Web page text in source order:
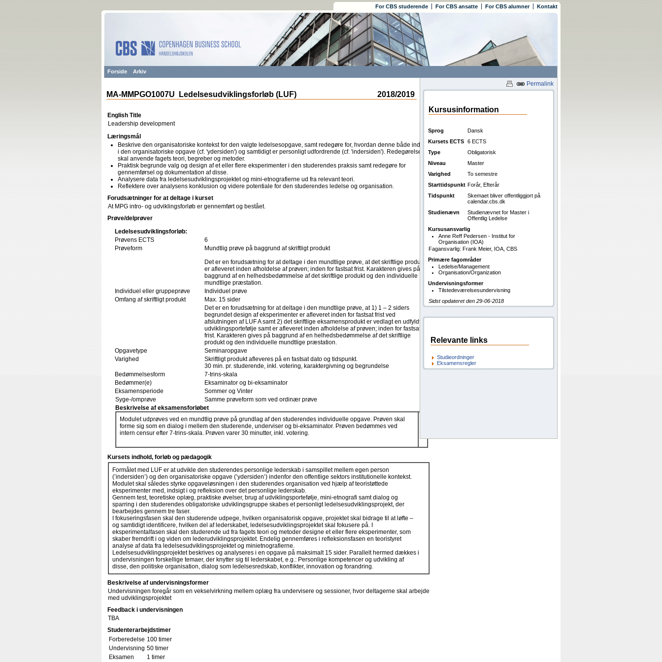
For CBS studerende For CBS ansatte For CBS alumner Kontakt
Forside Arkiv
Permalink
2018/2019
MA-MMPGO1007U Ledelsesudviklingsforløb (LUF)
English Title
Leadership development
Læringsmål
Beskrive den organisatoriske kontekst for den valgte ledelsesopgave, samt redegøre for, hvordan denne både indgår
i den organisatoriske opgave (cf. 'ydersiden') og samtidigt er personligt udfordrende (cf. 'indersiden'). Redegørelsen
skal anvende fagets teori, begreber og metoder.
Praktisk begrunde valg og design af et eller flere eksperimenter i den studerendes praksis samt redegøre for
gennemførsel og dokumentation af disse.
Analysere data fra ledelsesudviklingsprojektet og mini-etnografierne ud fra relevant teori.
Reflektere over analysens konklusion og videre potentiale for den studerendes ledelse og organisation.
Forudsætninger for at deltage i kurset
At MPG intro- og udviklingsforløb er gennemført og bestået.
Prøve/delprøver
Ledelsesudviklingsforløb:
Prøvens ECTS
6
Prøveform
Mundtlig prøve på baggrund af skriftligt produkt
Det er en forudsætning for at deltage i den mundtlige prøve, at det skriftlige produkt
er afleveret inden afholdelse af prøven; inden for fastsat frist. Karakteren gives på
baggrund af en helhedsbedømmelse af det skriftlige produkt og den individuelle
mundtlige præstation.
Individuel eller gruppeprøve
Individuel prøve
Omfang af skriftligt produkt
Max. 15 sider
Det er en forudsætning for at deltage i den mundtlige prøve, at 1) 1 – 2 siders
begrundet design af eksperimenter er afleveret inden for fastsat frist ved
afslutningen af LUF A samt 2) det skriftlige eksamensprodukt er vedlagt en udfyldt
udviklingsportefølje samt er afleveret inden afholdelse af prøven; inden for fastsat
frist. Karakteren gives på baggrund af en helhedsbedømmelse af det skriftlige
produkt og den individuelle mundtlige præstation.
Opgavetype
Seminaropgave
Varighed
Skriftligt produkt afleveres på en fastsat dato og tidspunkt.
30 min. pr. studerende, inkl. votering, karaktergivning og begrundelse
Bedømmelsesform
7-trins-skala
Bedømmer(e)
Eksaminator og bi-eksaminator
Eksamensperiode
Sommer og Vinter
Syge-/omprøve
Samme prøveform som ved ordinær prøve
Beskrivelse af eksamensforløbet
Modulet udprøves ved en mundtlig prøve på grundlag af den studerendes individuelle opgave. Prøven skal
forme sig som en dialog i mellem den studerende, underviser og bi-eksaminator. Prøven bedømmes ved
intern censur efter 7-trins-skala. Prøven varer 30 minutter, inkl. votering.
Kursets indhold, forløb og pædagogik
Formålet med LUF er at udvikle den studerendes personlige lederskab i samspillet mellem egen person
(’indersiden’) og den organisatoriske opgave (’ydersiden’) indenfor den offentlige sektors institutionelle kontekst.
Modulet skal således styrke opgaveløsningen i den studerendes organisation ved hjælp af teoristøttede
eksperimenter med, indsigt i og refleksion over det personlige lederskab.
Gennem test, teoretiske oplæg, praktiske øvelser, brug af udviklingsportefølje, mini-etnografi samt dialog og
sparring i den studerendes obligatoriske udviklingsgruppe skabes et personligt ledelsesudviklingsprojekt, der
bearbejdes gennem tre faser.
I fokuseringsfasen skal den studerende udpege, hvilken organisatorisk opgave, projektet skal bidrage til at løfte –
og samtidigt identificere, hvilken del af lederskabet, ledelsesudviklingsprojektet skal fokusere på. I
eksperimentalfasen skal den studerende ud fra fagets teori og metoder designe et eller flere eksperimenter, som
skaber fremdrift i og viden om lederudviklingsprojektet. Endelig gennemføres i refleksionsfasen en teoristyret
analyse af data fra ledelsesudviklingsprojektet og minietnografierne.
Ledelsesudviklingsprojektet beskrives og analyseres i en opgave på maksimalt 15 sider. Parallelt hermed dækkes i
undervisningen forskellige temaer, der knytter sig til lederskabet, e.g.: Personlige kompetencer og udvikling af
disse, den politiske organisation, dialog som ledelsesredskab, konflikter, innovation og forandring.
Beskrivelse af undervisningsformer
Undervisningen foregår som en vekselvirkning mellem oplæg fra undervisere og sessioner, hvor deltagerne skal arbejde
med udviklingsprojektet
Feedback i undervisningen
TBA
Studenterarbejdstimer
Forberedelse 100 timer
Undervisning 50 timer
Eksamen
1 timer
Kursusinformation
Sprog
Dansk
Kursets ECTS 6 ECTS
Type
Obligatorisk
Niveau
Master
Varighed
To semestre
Starttidspunkt Forår, Efterår
Tidspunkt
Skemaet bliver offentliggjort på
calendar.cbs.dk
Studienævn
Studienævnet for Master i
Offentlig Ledelse
Kursusansvarlig
Anne Reff Pedersen - Institut for
Organisation (IOA)
Fagansvarlig: Frank Meier, IOA, CBS
Primære fagområder
Ledelse/Management
Organisation/Organization
Undervisningsformer
Tilstedeværelsesundervisning
Sidst opdateret den 29-06-2018
Relevante links
Studieordninger
Eksamensregler